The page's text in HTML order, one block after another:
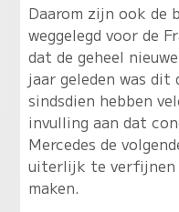
Daarom zijn ook de
weggelegd voor de
dat de geheel nieuwe
jaar geleden was dit
sindsdien hebben
invulling aan dat
Mercedes de
uiterlijk te verfijnen
maken.